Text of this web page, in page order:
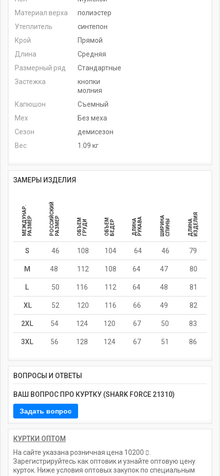
Материал верха
полиэстер
Утеплитель
синтепон
Крой
Прямой
Длина
Средняя
Размерный ряд
Стандартные
Застежка
кнопки
молния
Капюшон
Съемный
Мех
Без меха
Сезон
демисезон
Вес
1.09 кг
ЗАМЕРЫ ИЗДЕЛИЯ
МЕЖДУНАР.РАЗМЕР РОССИЙСКИЙРАЗМЕР ОБЪЕМГРУДИ ОБЪЕМБЕДЕР ДЛИНАРУКАВА ШИРИНАСПИНЫ ДЛИНАИЗДЕЛИЯ
S 46 108 104 64 46 79
M 48 112 108 64 47 80
L 50 116 112 64 48 81
XL 52 120 116 66 49 82
2XL 54 124 120 67 50 83
3XL 56 128 124 67 51 86
ВОПРОСЫ И ОТВЕТЫ
ВАШ ВОПРОС ПРО КУРТКУ (SHARK FORCE 21310)
КУРТКИ ОПТОМ
На сайте указана розничная цена 10200
Зарегистрируйтесь как оптовик и узнайте оптовую цену
курток. Ниже условия оптовых закупок по специальным